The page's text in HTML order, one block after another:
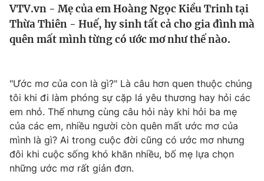
Y tế
Thế giới đó đây
Câu chuyện quốc tế
Kinh tế
Tài chính
Thị trường
Góc doanh nghiệp
Dữ liệu và đời sống
Truyền hình
VTV.vn - Mẹ của em Hoàng Ngọc Kiều Trinh tại
Thừa Thiên - Huế, hy sinh tất cả cho gia đình mà
quên mất mình từng có ước mơ như thế nào.
"Ước mơ của con là gì?" Là câu hơn quen thuộc chúng
tôi khi đi làm phóng sự cặp lá yêu thương hay hỏi các
em nhỏ. Thế nhưng cùng câu hỏi này khi hỏi ba mẹ
của các em, nhiều người còn quên mất ước mơ của
mình là gì? Ai trong cuộc đời cũng có ước mơ nhưng
đôi khi cuộc sống khó khăn nhiều, bố mẹ lựa chọn
những ước mơ rất giản đơn.